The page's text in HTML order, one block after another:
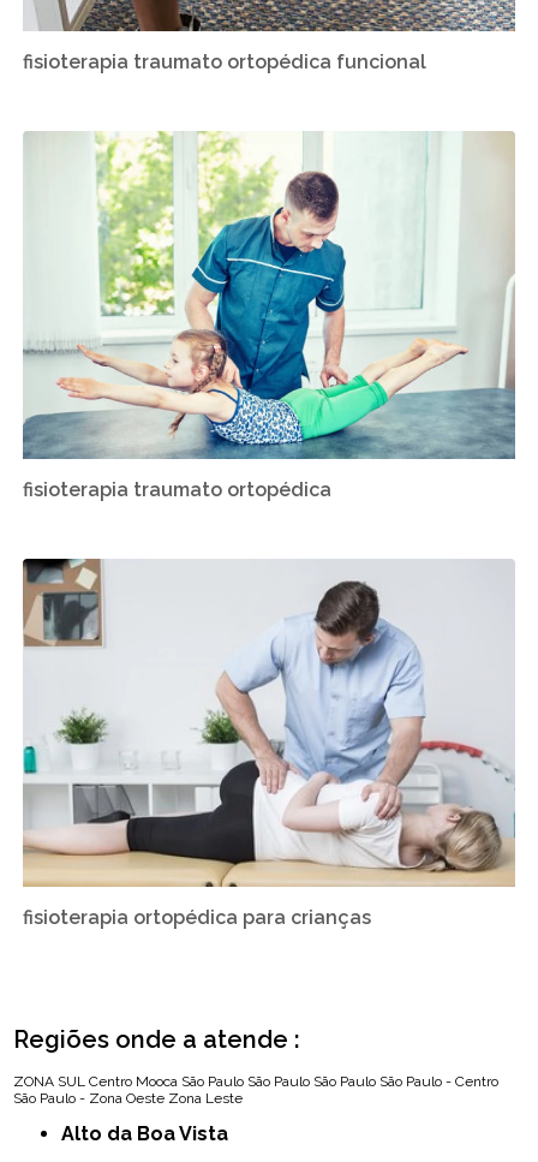
fisioterapia traumato ortopédica funcional
fisioterapia traumato ortopédica
fisioterapia ortopédica para crianças
Regiões onde a atende :
ZONA SUL Centro Mooca São Paulo São Paulo São Paulo São Paulo - Centro
São Paulo - Zona Oeste Zona Leste
Alto da Boa Vista